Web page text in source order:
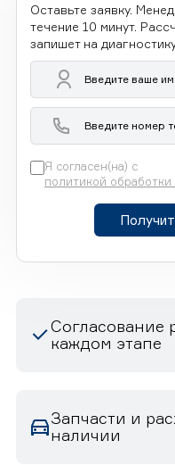
Оставьте заявку.
течение 10 минут.
запишет на
Я согласен(на) с
политикой
Согласование
каждом этапе
Запчасти и
наличии